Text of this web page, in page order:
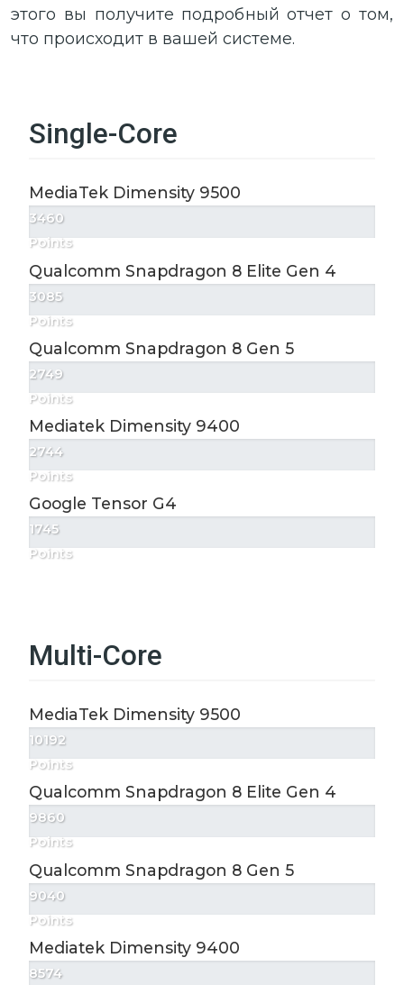
этого вы получите подробный отчет о том,
что происходит в вашей системе.
Single-Core
MediaTek Dimensity 9500
3460
Points
Qualcomm Snapdragon 8 Elite Gen 4
3085
Points
Qualcomm Snapdragon 8 Gen 5
2749
Points
Mediatek Dimensity 9400
2744
Points
Google Tensor G4
1745
Points
Multi-Core
MediaTek Dimensity 9500
10192
Points
Qualcomm Snapdragon 8 Elite Gen 4
9860
Points
Qualcomm Snapdragon 8 Gen 5
9040
Points
Mediatek Dimensity 9400
8574